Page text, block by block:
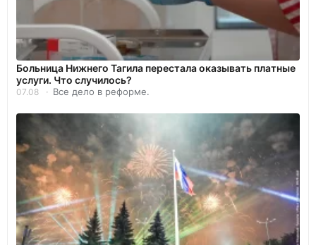
Больница Нижнего Тагила перестала оказывать платные
услуги. Что случилось?
07.08 Все дело в реформе.